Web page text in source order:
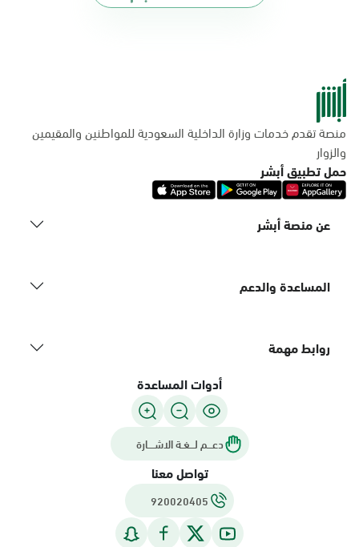
منصة تقدم خدمات وزارة الداخلية السعودية للمواطنين والمقيمين
والزوار
حمل تطبيق أبشر
عن منصة أبشر
المساعدة والدعم
روابط مهمة
أدوات المساعدة
دعـــم لـــغـة الاشــــارة
تواصل معنا
920020405